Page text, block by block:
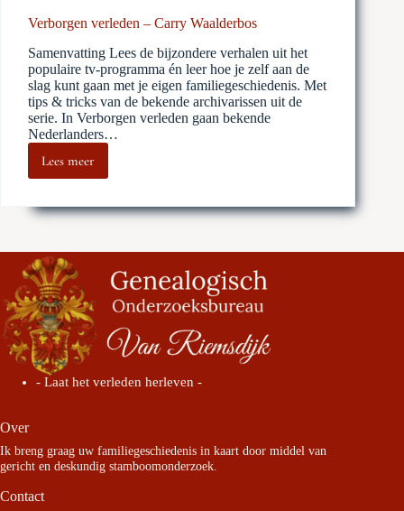
Verborgen verleden – Carry Waalderbos
Samenvatting Lees de bijzondere verhalen uit het
populaire tv-programma én leer hoe je zelf aan de
slag kunt gaan met je eigen familiegeschiedenis. Met
tips & tricks van de bekende archivarissen uit de
serie. In Verborgen verleden gaan bekende
Nederlanders…
Lees meerVerborgen
verleden
Carry
- Laat het verleden herleven -
Over
Ik breng graag uw familiegeschiedenis in kaart door middel van
gericht en deskundig stamboomonderzoek.
Contact